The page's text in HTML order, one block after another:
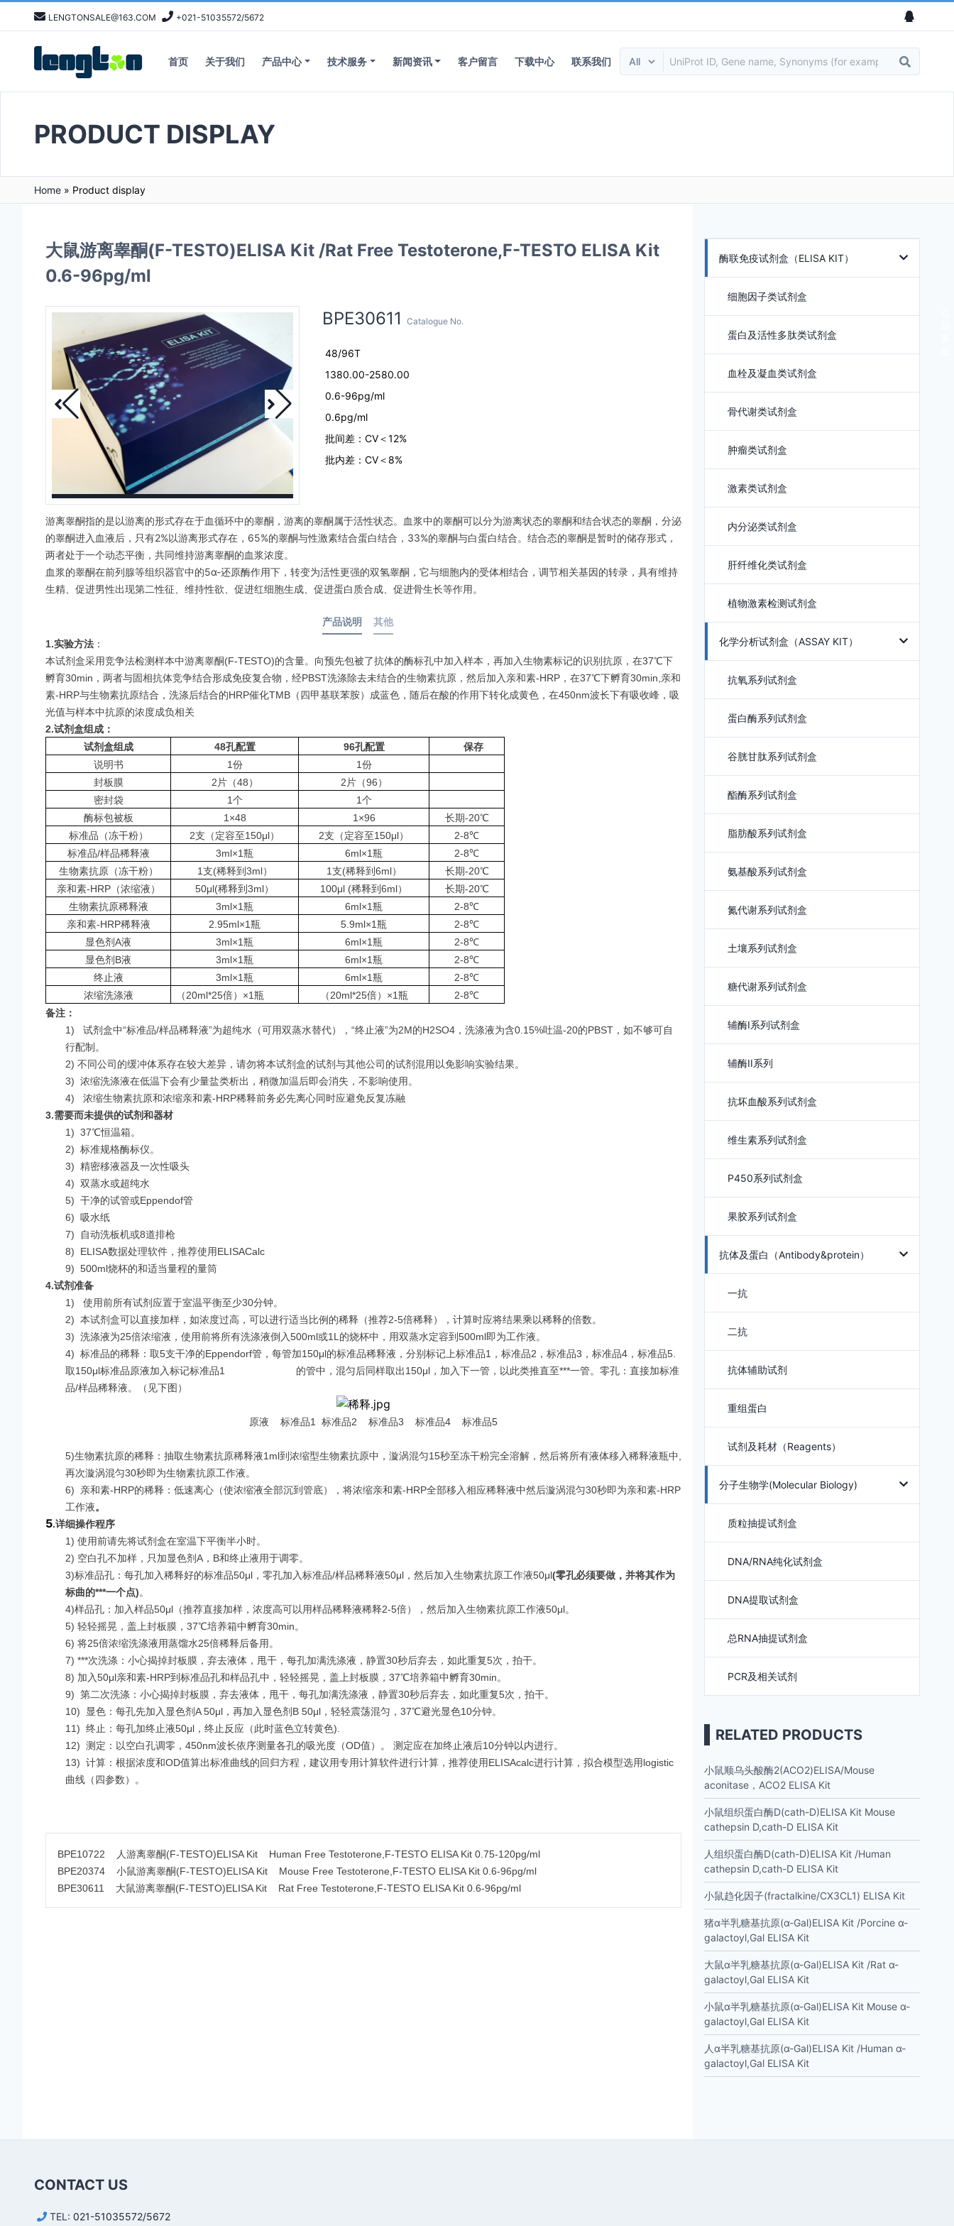
LENGTONSALE@163.COM +021-51035572/5672
首页 关于我们 产品中心 技术服务 新闻资讯 客户留言 下载中心 联系我们
PRODUCT DISPLAY
Home » Product display
大鼠游离睾酮(F-TESTO)ELISA Kit /Rat Free Testoterone,F-TESTO ELISA Kit
0.6-96pg/ml
BPE30611Catalogue No.
48/96T
1380.00-2580.00
0.6-96pg/ml
0.6pg/ml
批间差：CV＜12%
批内差：CV＜8%
游离睾酮指的是以游离的形式存在于血循环中的睾酮，游离的睾酮属于活性状态。血浆中的睾酮可以分为游离状态的睾酮和结合状态的睾酮，分泌
的睾酮进入血液后，只有2%以游离形式存在，65%的睾酮与性激素结合蛋白结合，33%的睾酮与白蛋白结合。结合态的睾酮是暂时的储存形式，
两者处于一个动态平衡，共同维持游离睾酮的血浆浓度。
血浆的睾酮在前列腺等组织器官中的5α-还原酶作用下，转变为活性更强的双氢睾酮，它与细胞内的受体相结合，调节相关基因的转录，具有维持
生精、促进男性出现第二性征、维持性欲、促进红细胞生成、促进蛋白质合成、促进骨生长等作用。
产品说明 其他
1.实验方法 ：
本试剂盒采用竞争法检测样本中游离睾酮(F-TESTO)的含量。向预先包被了抗体的酶标孔中加入样本，再加入生物素标记的识别抗原，在37℃下
孵育30min，两者与固相抗体竞争结合形成免疫复合物，经PBST洗涤除去未结合的生物素抗原，然后加入亲和素-HRP，在37℃下孵育30min,亲和
素-HRP与生物素抗原结合，洗涤后结合的HRP催化TMB（四甲基联苯胺）成蓝色，随后在酸的作用下转化成黄色，在450nm波长下有吸收峰，吸
光值与样本中抗原的浓度成负相关
2.试剂盒组成：
试剂盒组成
48孔配置 96孔配置
保存
说明书
1份
1份
封板膜
2片（48）
2片（96）
密封袋
1个
1个
酶标包被板
1×48 1×96
长期-20℃
标准品（冻干粉）
2支（定容至150μl） 2支（定容至150μl）
2-8℃
标准品/样品稀释液
3ml×1瓶 6ml×1瓶
2-8℃
生物素抗原（冻干粉）
1支(稀释到3ml） 1支(稀释到6ml）
长期-20℃
亲和素-HRP（浓缩液）
50μl(稀释到3ml） 100μl (稀释到6ml）
长期-20℃
生物素抗原稀释液
3ml×1瓶 6ml×1瓶
2-8℃
亲和素-HRP稀释液
2.95ml×1瓶 5.9ml×1瓶
2-8℃
显色剂A液
3ml×1瓶 6ml×1瓶
2-8℃
显色剂B液
3ml×1瓶 6ml×1瓶
2-8℃
终止液
3ml×1瓶 6ml×1瓶
2-8℃
浓缩洗涤液
（20ml*25倍）×1瓶 （20ml*25倍）×1瓶
2-8℃
备注：
1)
试剂盒中“标准品/样品稀释液”为超纯水（可用双蒸水替代），“终止液”为2M的H2SO4，洗涤液为含0.15%吐温-20的PBST，如不够可自
行配制。
2) 不同公司的缓冲体系存在较大差异，请勿将本试剂盒的试剂与其他公司的试剂混用以免影响实验结果。
3) 浓缩洗涤液在低温下会有少量盐类析出，稍微加温后即会消失，不影响使用。
4)
浓缩生物素抗原和浓缩亲和素-HRP稀释前务必先离心同时应避免反复冻融
3.需要而未提供的试剂和器材
1) 37℃恒温箱。
2) 标准规格酶标仪。
3) 精密移液器及一次性吸头
4) 双蒸水或超纯水
5) 干净的试管或Eppendof管
6) 吸水纸
7)
自动洗板机或8道排枪
8)
ELISA数据处理软件，推荐使用ELISACalc
9) 500ml烧杯的和适当量程的量筒
4.试剂准备
1)
使用前所有试剂应置于室温平衡至少30分钟。
2) 本试剂盒可以直接加样，如浓度过高，可以进行适当比例的稀释（推荐2-5倍稀释），计算时应将结果乘以稀释的倍数。
3) 洗涤液为25倍浓缩液，使用前将所有洗涤液倒入500ml或1L的烧杯中，用双蒸水定容到500ml即为工作液。
4) 标准品的稀释：取5支干净的Eppendorf管，每管加150μl的标准品稀释液，分别标记上标准品1，标准品2，标准品3，标准品4，标准品5.
取150μl标准品原液加入标记标准品1 的管中，混匀后同样取出150μl，加入下一管，以此类推直至***一管。零孔：直接加标准
品/样品稀释液。（见下图）
原液 标准品1 标准品2 标准品3 标准品4 标准品5
5)生物素抗原的稀释：抽取生物素抗原稀释液1ml到浓缩型生物素抗原中，漩涡混匀15秒至冻干粉完全溶解，然后将所有液体移入稀释液瓶中,
再次漩涡混匀30秒即为生物素抗原工作液。
6)
亲和素-HRP的稀释：低速离心（使浓缩液全部沉到管底），将浓缩亲和素-HRP全部移入相应稀释液中然后漩涡混匀30秒即为亲和素-HRP
工作液。
5.详细操作程序
1) 使用前请先将试剂盒在室温下平衡半小时。
2) 空白孔不加样，只加显色剂A，B和终止液用于调零。
3)标准品孔：每孔加入稀释好的标准品50μl，零孔加入标准品/样品稀释液50μl，然后加入生物素抗原工作液50μl(零孔必须要做，并将其作为
标曲的***一个点)。
4)样品孔：加入样品50μl（推荐直接加样，浓度高可以用样品稀释液稀释2-5倍），然后加入生物素抗原工作液50μl。
5) 轻轻摇晃，盖上封板膜，37℃培养箱中孵育30min。
6) 将25倍浓缩洗涤液用蒸馏水25倍稀释后备用。
7) ***次洗涤：小心揭掉封板膜，弃去液体，甩干，每孔加满洗涤液，静置30秒后弃去，如此重复5次，拍干。
8) 加入50μl亲和素-HRP到标准品孔和样品孔中，轻轻摇晃，盖上封板膜，37℃培养箱中孵育30min。
9) 第二次洗涤：小心揭掉封板膜，弃去液体，甩干，每孔加满洗涤液，静置30秒后弃去，如此重复5次，拍干。
10)
显色：每孔先加入显色剂A 50μl，再加入显色剂B 50μl，轻轻震荡混匀，37℃避光显色10分钟。
11) 终止：每孔加终止液50μl，终止反应（此时蓝色立转黄色).
12) 测定：以空白孔调零，450nm波长依序测量各孔的吸光度（OD值）。 测定应在加终止液后10分钟以内进行。
13) 计算：根据浓度和OD值算出标准曲线的回归方程，建议用专用计算软件进行计算，推荐使用ELISAcalc进行计算，拟合模型选用logistic
曲线（四参数）。
BPE10722 人游离睾酮(F-TESTO)ELISA Kit Human Free Testoterone,F-TESTO ELISA Kit 0.75-120pg/ml
BPE20374 小鼠游离睾酮(F-TESTO)ELISA Kit Mouse Free Testoterone,F-TESTO ELISA Kit 0.6-96pg/ml
BPE30611 大鼠游离睾酮(F-TESTO)ELISA Kit Rat Free Testoterone,F-TESTO ELISA Kit 0.6-96pg/ml
酶联免疫试剂盒（ELISA KIT）
细胞因子类试剂盒
蛋白及活性多肽类试剂盒
血栓及凝血类试剂盒
骨代谢类试剂盒
肿瘤类试剂盒
激素类试剂盒
内分泌类试剂盒
肝纤维化类试剂盒
植物激素检测试剂盒
化学分析试剂盒（ASSAY KIT）
抗氧系列试剂盒
蛋白酶系列试剂盒
谷胱甘肽系列试剂盒
酯酶系列试剂盒
脂肪酸系列试剂盒
氨基酸系列试剂盒
氮代谢系列试剂盒
土壤系列试剂盒
糖代谢系列试剂盒
辅酶I系列试剂盒
辅酶II系列
抗坏血酸系列试剂盒
维生素系列试剂盒
P450系列试剂盒
果胶系列试剂盒
抗体及蛋白（Antibody&protein）
一抗
二抗
抗体辅助试剂
重组蛋白
试剂及耗材（Reagents）
分子生物学(Molecular Biology)
质粒抽提试剂盒
DNA/RNA纯化试剂盒
DNA提取试剂盒
总RNA抽提试剂盒
PCR及相关试剂
RELATED PRODUCTS
小鼠顺乌头酸酶2(ACO2)ELISA/Mouse
aconitase，ACO2 ELISA Kit
小鼠组织蛋白酶D(cath-D)ELISA Kit Mouse
cathepsin D,cath-D ELISA Kit
人组织蛋白酶D(cath-D)ELISA Kit /Human
cathepsin D,cath-D ELISA Kit
小鼠趋化因子(fractalkine/CX3CL1) ELISA Kit
猪α半乳糖基抗原(α-Gal)ELISA Kit /Porcine α-
galactoyl,Gal ELISA Kit
大鼠α半乳糖基抗原(α-Gal)ELISA Kit /Rat α-
galactoyl,Gal ELISA Kit
小鼠α半乳糖基抗原(α-Gal)ELISA Kit Mouse α-
galactoyl,Gal ELISA Kit
人α半乳糖基抗原(α-Gal)ELISA Kit /Human α-
galactoyl,Gal ELISA Kit
CONTACT US
TEL: 021-51035572/5672